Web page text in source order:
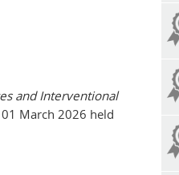
and Interventional
March 2026 held